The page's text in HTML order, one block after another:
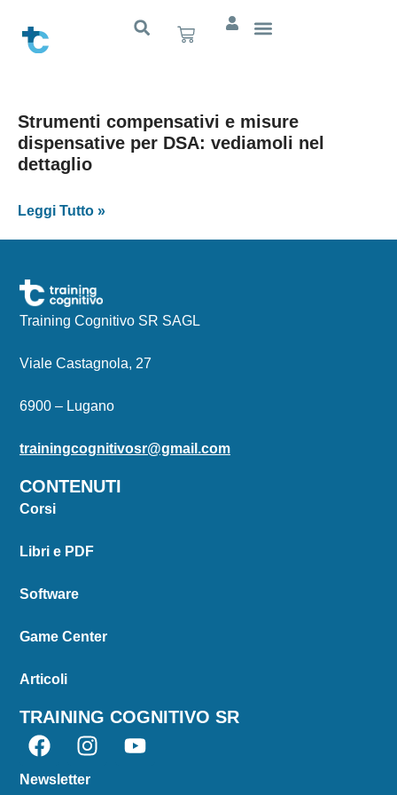
Strumenti compensativi e misure
dispensative per DSA: vediamoli nel
dettaglio
Leggi Tutto »
Training Cognitivo SR SAGL
Viale Castagnola, 27
6900 – Lugano
trainingcognitivosr@gmail.com
CONTENUTI
Corsi
Libri e PDF
Software
Game Center
Articoli
TRAINING COGNITIVO SR
Newsletter